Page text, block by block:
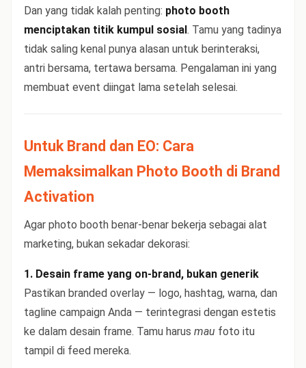
Dan yang tidak kalah penting: photo booth
menciptakan titik kumpul sosial. Tamu yang tadinya
tidak saling kenal punya alasan untuk berinteraksi,
antri bersama, tertawa bersama. Pengalaman ini yang
membuat event diingat lama setelah selesai.
Untuk Brand dan EO: Cara
Memaksimalkan Photo Booth di Brand
Activation
Agar photo booth benar-benar bekerja sebagai alat
marketing, bukan sekadar dekorasi:
1. Desain frame yang on-brand, bukan generik
Pastikan branded overlay — logo, hashtag, warna, dan
tagline campaign Anda — terintegrasi dengan estetis
ke dalam desain frame. Tamu harus mau foto itu
tampil di feed mereka.